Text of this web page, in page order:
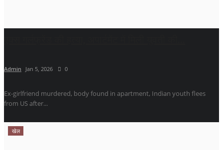
Admin Jan 5, 2026 0
Ex-girlfriend murdered, body found in apartment, Indian youth flees
from US after...
खेल